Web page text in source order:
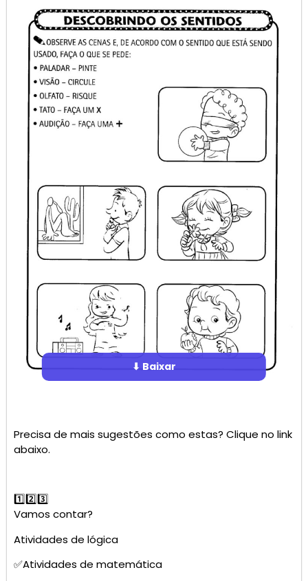
⬇ Baixar
Precisa de mais sugestões como estas? Clique no link
abaixo.
1️⃣2️⃣3️⃣
Vamos contar?
Atividades de lógica
✅Atividades de matemática